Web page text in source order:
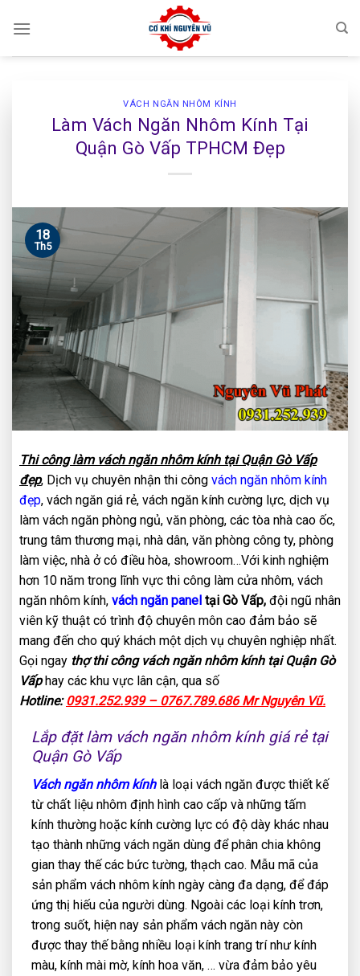
VÁCH NGĂN NHÔM KÍNH
Làm Vách Ngăn Nhôm Kính Tại
Quận Gò Vấp TPHCM Đẹp
18
Th5
Thi công làm vách ngăn nhôm kính tại Quận Gò Vấp
đẹp, Dịch vụ chuyên nhận thi công vách ngăn nhôm kính
đẹp, vách ngăn giá rẻ, vách ngăn kính cường lực, dịch vụ
làm vách ngăn phòng ngủ, văn phòng, các tòa nhà cao ốc,
trung tâm thương mại, nhà dân, văn phòng công ty, phòng
làm việc, nhà ở có điều hòa, showroom…Với kinh nghiệm
hơn 10 năm trong lĩnh vực thi công làm cửa nhôm, vách
ngăn nhôm kính, vách ngăn panel tại Gò Vấp, đội ngũ nhân
viên kỹ thuật có trình độ chuyên môn cao đảm bảo sẽ
mang đến cho quý khách một dịch vụ chuyên nghiệp nhất.
Gọi ngay thợ thi công vách ngăn nhôm kính tại Quận Gò
Vấphay các khu vực lân cận, qua số
Hotline:0931.252.939 – 0767.789.686 Mr Nguyên Vũ.
Lắp đặt làm vách ngăn nhôm kính giá rẻ tại
Quận Gò Vấp
Vách ngăn nhôm kínhlà loại vách ngăn được thiết kế
từ chất liệu nhôm định hình cao cấp và những tấm
kính thường hoặc kính cường lực có độ dày khác nhau
tạo thành những vách ngăn dùng để phân chia không
gian thay thế các bức tường, thạch cao. Mẫu mã của
sản phẩm vách nhôm kính ngày càng đa dạng, để đáp
ứng thị hiếu của người dùng. Ngoài các loại kính trơn,
trong suốt, hiện nay sản phẩm vách ngăn này còn
được thay thế bằng nhiều loại kính trang trí như kính
màu, kính mài mờ, kính hoa văn, … vừa đảm bảo yêu